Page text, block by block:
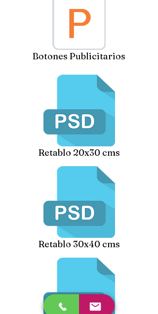
Botones Publicitarios
Retablo 20x30 cms
Retablo 30x40 cms